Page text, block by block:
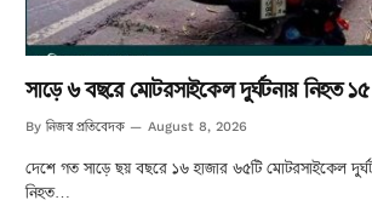
সাড়ে ৬ বছরে মোটরসাইকেল দুর্ঘটনায় নিহত
By নিজস্ব প্রতিবেদক August 8, 2026
দেশে গত সাড়ে ছয় বছরে ১৬ হাজার ৬৫টি মোটরসাইকেল
নিহত…